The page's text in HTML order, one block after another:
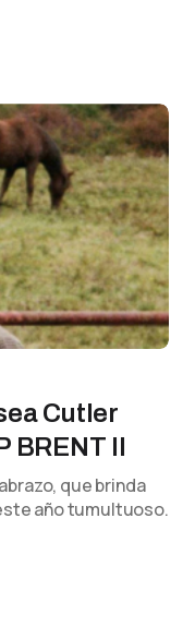
Cutler
II
que brinda
año tumultuoso.